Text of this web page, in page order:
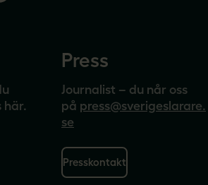
här.
Press
Journalist – du når oss
på press@sverigeslarare.
se
Presskontakt